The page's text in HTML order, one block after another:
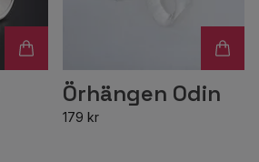
Örhängen Odin
179 kr